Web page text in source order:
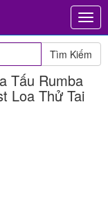
Tìm Kiếm
Tấu Rumba
Loa Thử Tai